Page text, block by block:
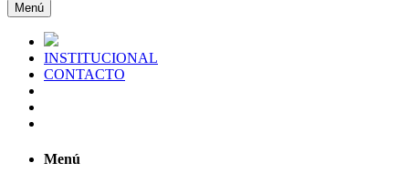
Menú
INSTITUCIONAL
CONTACTO
Menú